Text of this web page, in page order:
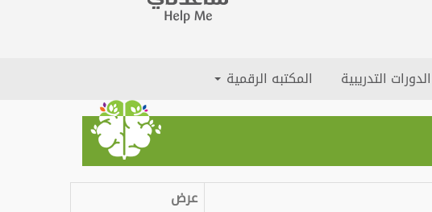
الدورات التدريبية المكتبه الرقمية
عرض